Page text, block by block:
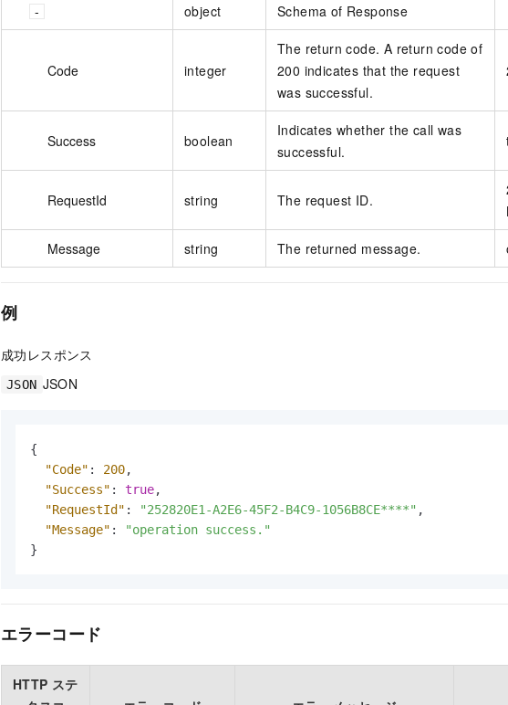
object Schema of Response
Code integer
The return code. A return code of
200 indicates that the request
was successful.
Success boolean
Indicates whether the call was
successful.
RequestId string The request ID.
Message string The returned message.
例
成功レスポンス
JSON JSON
{
"Code" : 200,
"Success" : true,
"RequestId" : "252820E1-A2E6-45F2-B4C9-1056B8CE****" ,
"Message" :
"operation success."
}
エラーコード
HTTP ステ